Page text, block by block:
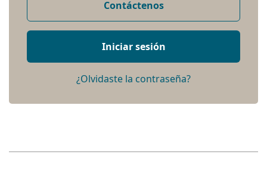
Contáctenos
Iniciar sesión
¿Olvidaste la contraseña?